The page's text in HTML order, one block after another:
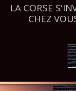
LA CORSE
CHEZ